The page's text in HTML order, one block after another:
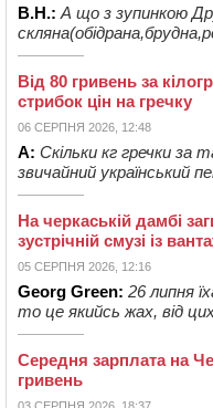
В.Н.: А що з зупинкою
Від 80 гривень за
стрибок цін на гречку
06 СЕРПНЯ 2026, 12:48
А: Скільки кг гречки
звичайний український
На черкаській дамбі
зустрічній смузі із
05 СЕРПНЯ 2026, 12:16
Georg Green: 26 липня
то це якийсь жах, від цих
Середня зарплата на
гривень